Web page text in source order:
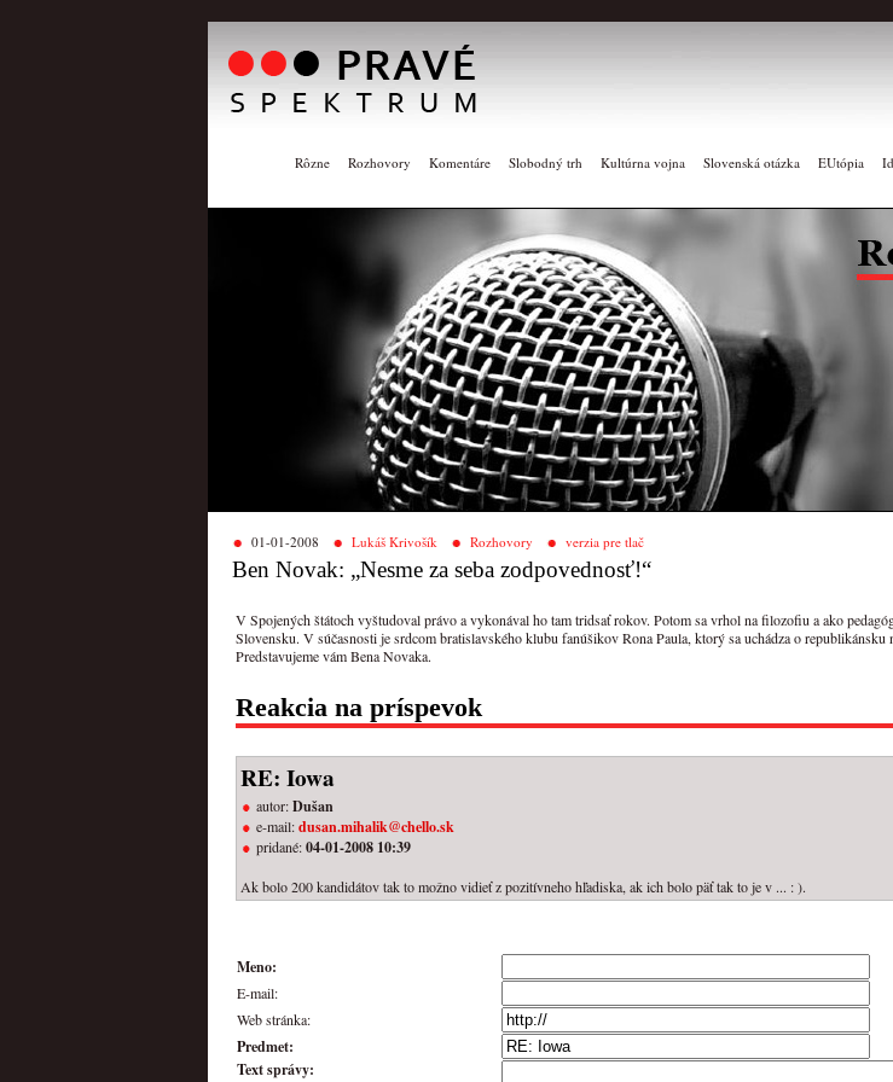
Rôzne Rozhovory Komentáre Slobodný trh Kultúrna vojna Slovenská otázka EUtópia
01-01-2008 Lukáš Krivošík Rozhovory verzia pre tlač
Ben Novak: „Nesme za seba zodpovednosť!“
V Spojených štátoch vyštudoval právo a vykonával ho tam tridsať rokov. Potom sa vrhol na filozofiu a ako
Slovensku. V súčasnosti je srdcom bratislavského klubu fanúšikov Rona Paula, ktorý sa uchádza o republikánsku
Predstavujeme vám Bena Novaka.
Reakcia na príspevok
RE: Iowa
autor:Dušan
e-mail:dusan.mihalik@chello.sk
pridané:04-01-2008 10:39
Ak bolo 200 kandidátov tak to možno vidieť z pozitívneho hľadiska, ak ich bolo päť tak to je v ... : ).
Meno:
E-mail:
Web stránka:
Predmet:
Text správy: